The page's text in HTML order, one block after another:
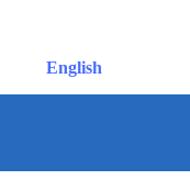
English